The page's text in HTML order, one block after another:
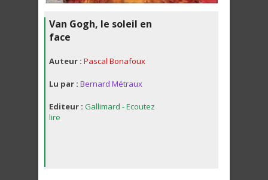
Van Gogh, le soleil en
face
Auteur : Pascal Bonafoux
Lu par : Bernard Métraux
Editeur : Gallimard - Ecoutez
lire